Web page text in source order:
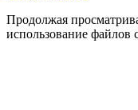
Продолжая
использование файлов